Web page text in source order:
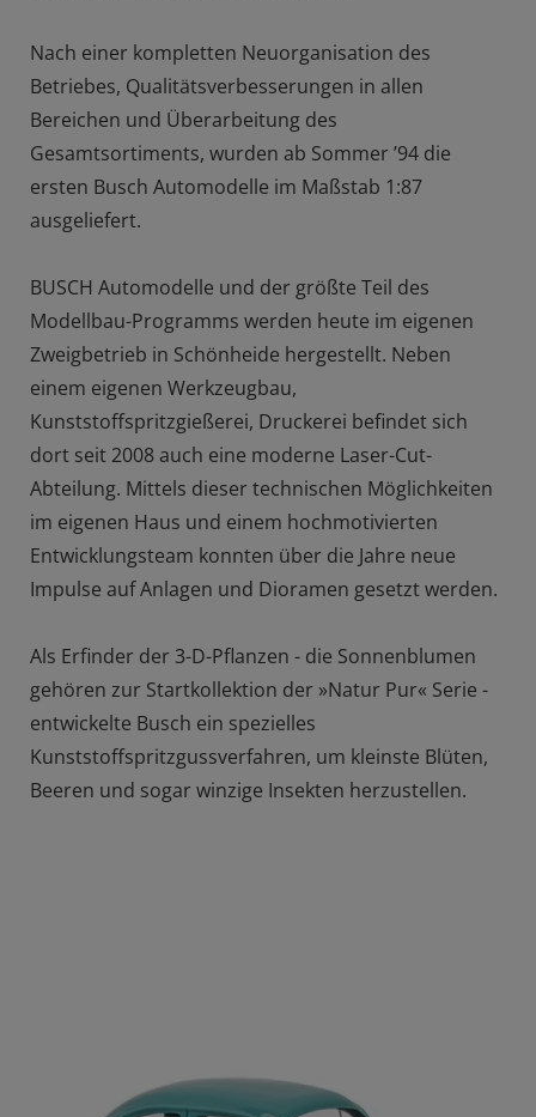
Nach einer kompletten Neuorganisation des
Betriebes, Qualitätsverbesserungen in allen
Bereichen und Überarbeitung des
Gesamtsortiments, wurden ab Sommer ’94 die
ersten Busch Automodelle im Maßstab 1:87
ausgeliefert.
BUSCH Automodelle und der größte Teil des
Modellbau-Programms werden heute im eigenen
Zweigbetrieb in Schönheide hergestellt. Neben
einem eigenen Werkzeugbau,
Kunststoffspritzgießerei, Druckerei befindet sich
dort seit 2008 auch eine moderne Laser-Cut-
Abteilung. Mittels dieser technischen Möglichkeiten
im eigenen Haus und einem hochmotivierten
Entwicklungsteam konnten über die Jahre neue
Impulse auf Anlagen und Dioramen gesetzt werden.
Als Erfinder der 3-D-Pflanzen - die Sonnenblumen
gehören zur Startkollektion der »Natur Pur« Serie -
entwickelte Busch ein spezielles
Kunststoffspritzgussverfahren, um kleinste Blüten,
Beeren und sogar winzige Insekten herzustellen.